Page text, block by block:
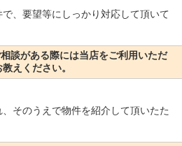
、要望等にしっかり対応して頂いて
談がある際には当店をご利用いただ
えください。
そのうえで物件を紹介して頂いたた